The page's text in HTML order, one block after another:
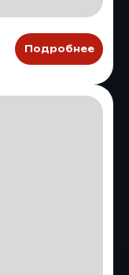
Подробнее